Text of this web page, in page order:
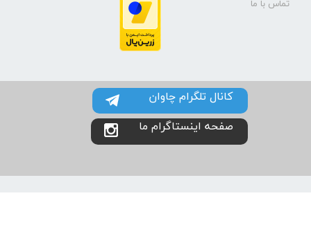
تماس با ما
کانال تلگرام چاوان
صفحه اینستاگرام ما